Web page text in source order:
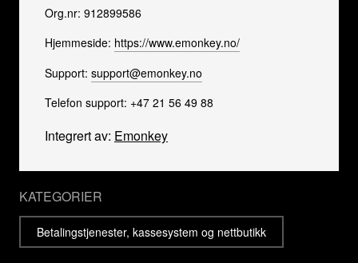
Org.nr: 912899586
Hjemmeside: https://www.emonkey.no/
Support: support@emonkey.no
Telefon support: +47 21 56 49 88
Integrert av: Emonkey
KATEGORIER
Betalingstjenester, kassesystem og nettbutikk